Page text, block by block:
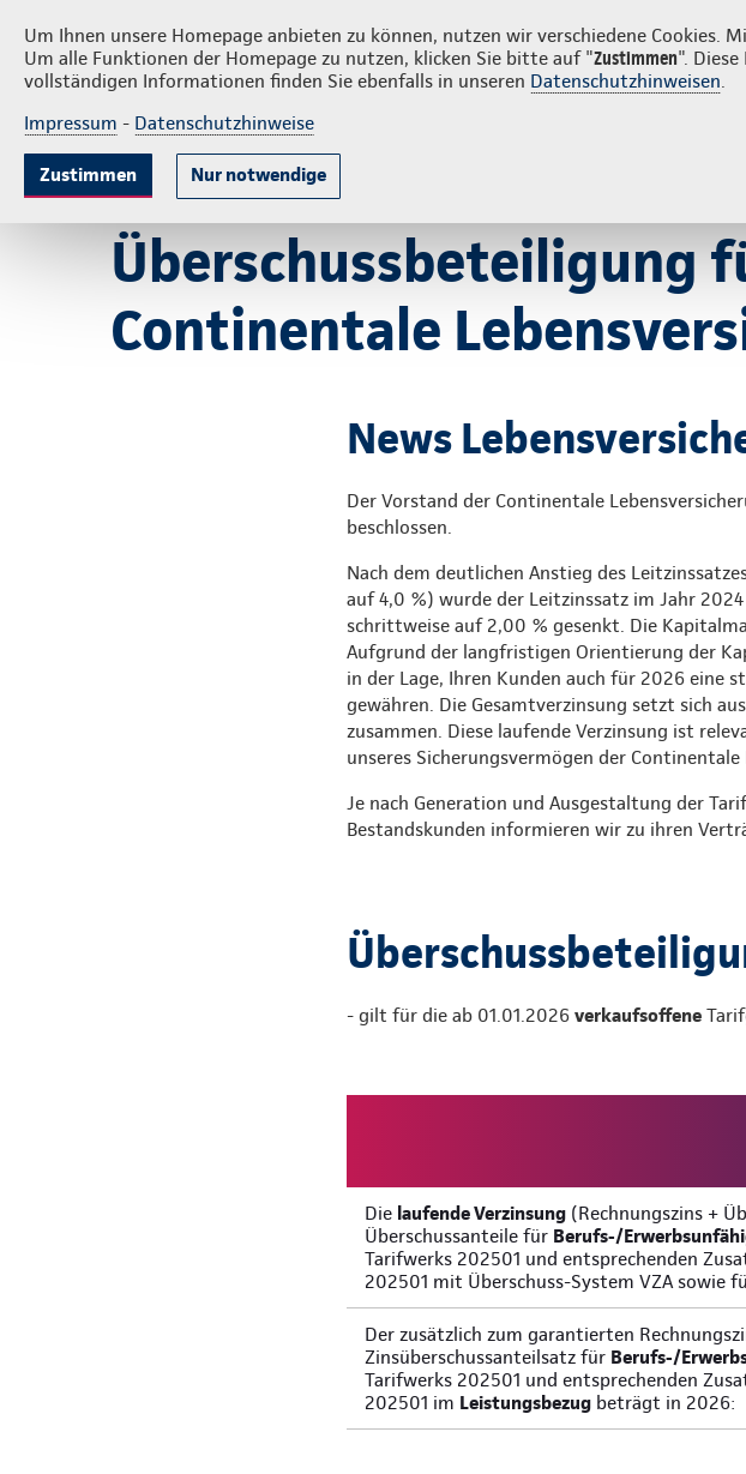
Um Ihnen unsere Homepage anbieten zu können, nutzen wir verschiedene Cookies.
Um alle Funktionen der Homepage zu nutzen, klicken Sie bitte auf "Zustimmen".
vollständigen Informationen finden Sie ebenfalls in unseren Datenschutzhinweisen.
Impressum - Datenschutzhinweise
Zustimmen Nur notwendige
Arbeitskraft-Absicherung
Rechner Maklerpost Presse
Startseite Service News
Überschussbeteiligung
Continentale
News
Der Vorstand der Continentale
beschlossen.
Nach dem deutlichen Anstieg des
auf 4,0 %) wurde der Leitzinssatz im Jahr
schrittweise auf 2,00 % gesenkt. Die
Aufgrund der langfristigen Orientierung der
in der Lage, Ihren Kunden auch für 2026 eine
gewähren. Die Gesamtverzinsung setzt sich
zusammen. Diese laufende Verzinsung ist
unseres Sicherungsvermögen der
Je nach Generation und Ausgestaltung der
Bestandskunden informieren wir zu ihren
- gilt für die ab 01.01.2026 verkaufsoffene
Die laufende Verzinsung(Rechnungszins +
Überschussanteile für Berufs-/
Tarifwerks 202501 und entsprechenden
202501 mit Überschuss-System VZA sowie
Der zusätzlich zum garantierten
Zinsüberschussanteilsatz für Berufs-/
Tarifwerks 202501 und entsprechenden
202501 im Leistungsbezugbeträgt in 2026: